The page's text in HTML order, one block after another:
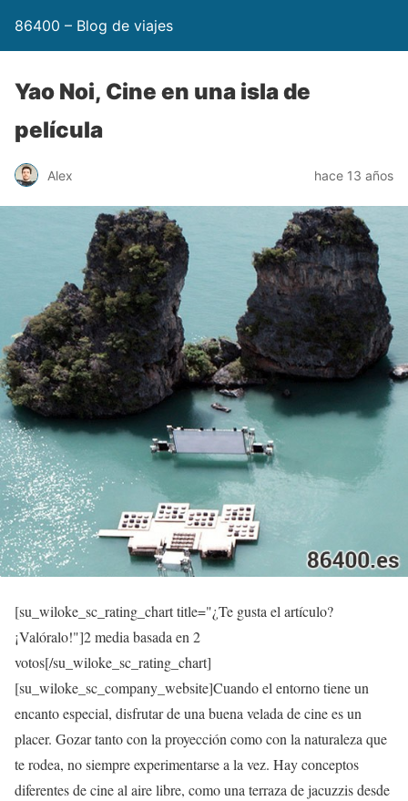
86400 – Blog de viajes
Yao Noi, Cine en una isla de
película
Alex hace 13 años
[su_wiloke_sc_rating_chart title="¿Te gusta el artículo?
¡Valóralo!"]2media basada en 2
votos[/su_wiloke_sc_rating_chart]
[su_wiloke_sc_company_website]Cuando el entorno tiene un
encanto especial, disfrutar de una buena velada de cine es un
placer. Gozar tanto con la proyección como con la naturaleza que
te rodea, no siempre experimentarse a la vez. Hay conceptos
diferentes de cine al aire libre, como una terraza de jacuzzis desde